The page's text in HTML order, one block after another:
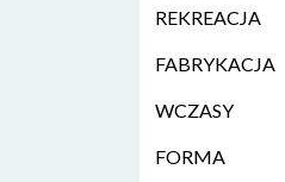
REKREACJA
FABRYKACJA
WCZASY
FORMA